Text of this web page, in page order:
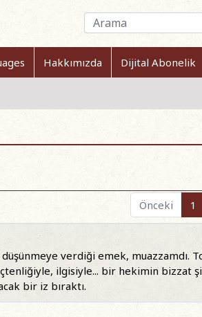
Hakkımızda Dijital Abonelik
Önceki
1
verdiği emek, muazzamdı.
ilgisiyle... bir hekimin bizzat
bir iz bıraktı.